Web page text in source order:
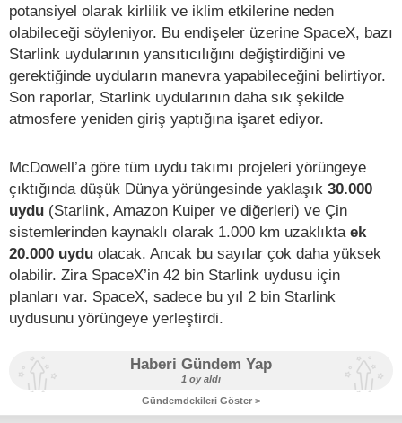
potansiyel olarak kirlilik ve iklim etkilerine neden
olabileceği söyleniyor. Bu endişeler üzerine SpaceX, bazı
Starlink uydularının yansıtıcılığını değiştirdiğini ve
gerektiğinde uyduların manevra yapabileceğini belirtiyor.
Son raporlar, Starlink uydularının daha sık şekilde
atmosfere yeniden giriş yaptığına işaret ediyor.
McDowell’a göre tüm uydu takımı projeleri yörüngeye
çıktığında düşük Dünya yörüngesinde yaklaşık 30.000
uydu (Starlink, Amazon Kuiper ve diğerleri) ve Çin
sistemlerinden kaynaklı olarak 1.000 km uzaklıkta ek
20.000 uydu olacak. Ancak bu sayılar çok daha yüksek
olabilir. Zira SpaceX’in 42 bin Starlink uydusu için
planları var. SpaceX, sadece bu yıl 2 bin Starlink
uydusunu yörüngeye yerleştirdi.
Haberi Gündem Yap
1 oy aldı
Gündemdekileri Göster >